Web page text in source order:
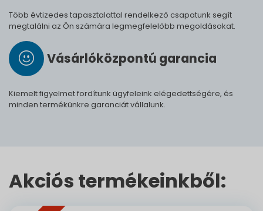
Több évtizedes tapasztalattal rendelkező csapatunk segít
megtalálni az Ön számára legmegfelelőbb megoldásokat.
Vásárló­köz­pontú ga­ran­cia
Kiemelt figyelmet fordítunk ügyfeleink elégedettségére, és
minden termékünkre garanciát vállalunk.
Akciós termékeinkből: